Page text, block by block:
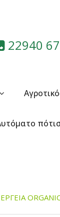
22940